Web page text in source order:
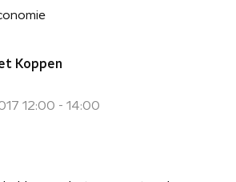
Koppen
12:00 - 14:00